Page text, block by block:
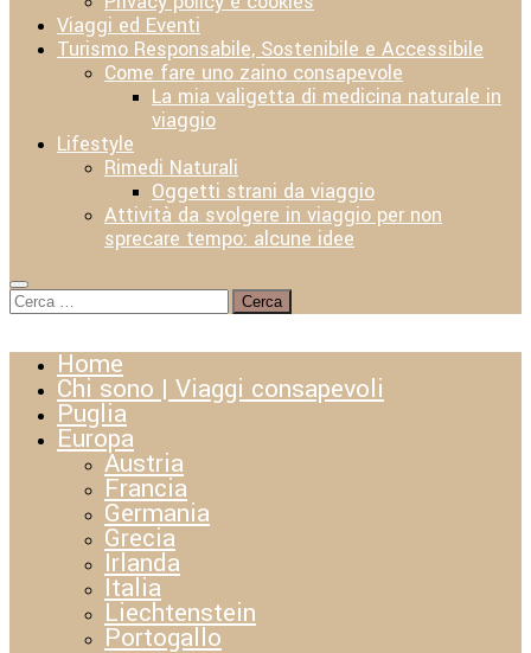
Viaggi ed Eventi
Turismo Responsabile, Sostenibile e Accessibile
Come fare uno zaino consapevole
La mia valigetta di medicina naturale in
viaggio
Lifestyle
Rimedi Naturali
Oggetti strani da viaggio
Attività da svolgere in viaggio per non
sprecare tempo: alcune idee
Ricerca
per:
Home
Chi sono | Viaggi consapevoli
Puglia
Europa
Austria
Francia
Germania
Grecia
Irlanda
Italia
Liechtenstein
Portogallo